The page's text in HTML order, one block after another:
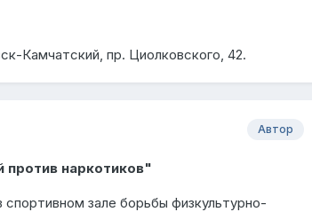
Камчатский, пр. Циолковского, 42.
Автор
наркотиков"
зале борьбы физкультурно-